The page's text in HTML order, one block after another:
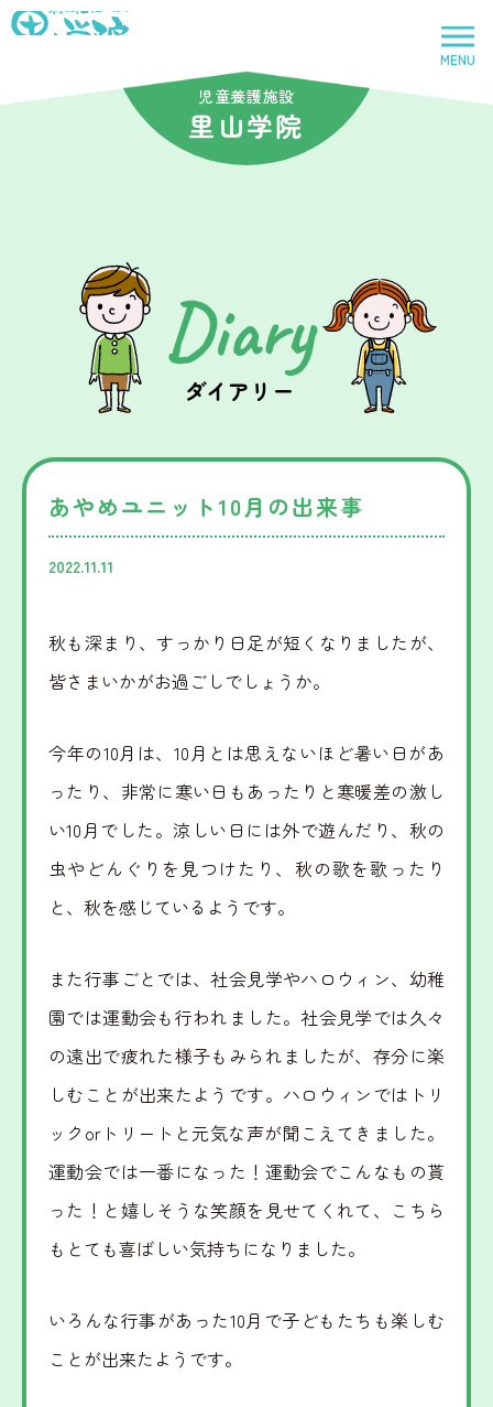
MENU
トップページ
児童養護施設 鈴鹿里山学院
さとおや
法人情報 お知らせ
寄附支援 後援会
里山動画 情報公開
お問い合わせ 個人情報の保護
児童養護施設
里山学院
Diary
ダイアリー
あやめユニット10月の出来事
2022.11.11
秋も深まり、すっかり日足が短くなりましたが、
皆さまいかがお過ごしでしょうか。
今年の10月は、10月とは思えないほど暑い日があ
ったり、非常に寒い日もあったりと寒暖差の激し
い10月でした。涼しい日には外で遊んだり、秋の
虫やどんぐりを見つけたり、秋の歌を歌ったり
と、秋を感じているようです。
また行事ごとでは、社会見学やハロウィン、幼稚
園では運動会も行われました。社会見学では久々
の遠出で疲れた様子もみられましたが、存分に楽
しむことが出来たようです。ハロウィンではトリ
ックorトリートと元気な声が聞こえてきました。
運動会では一番になった！運動会でこんなもの貰
った！と嬉しそうな笑顔を見せてくれて、こちら
もとても喜ばしい気持ちになりました。
いろんな行事があった10月で子どもたちも楽しむ
ことが出来たようです。